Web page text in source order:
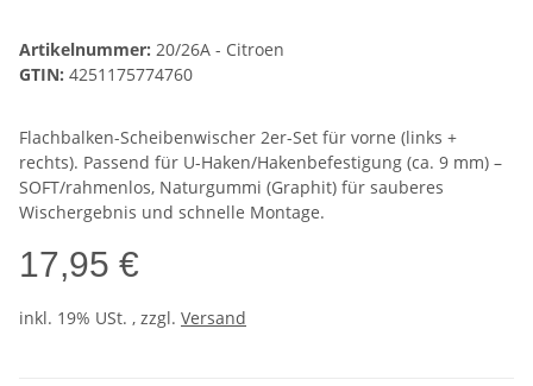
Artikelnummer: 20/26A - Citroen
GTIN: 4251175774760
Flachbalken-Scheibenwischer 2er-Set für vorne (links +
rechts). Passend für U-Haken/Hakenbefestigung (ca. 9 mm) –
SOFT/rahmenlos, Naturgummi (Graphit) für sauberes
Wischergebnis und schnelle Montage.
17,95 €
inkl. 19% USt. , zzgl. Versand